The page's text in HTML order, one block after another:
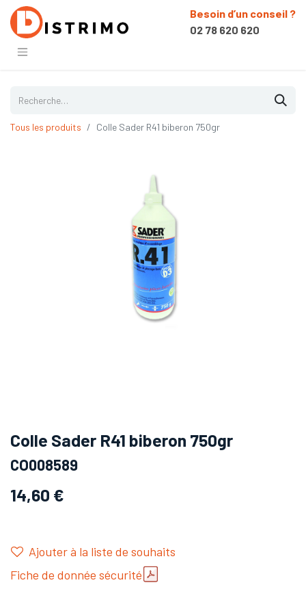
Besoin d’un conseil ?
02 78 620 620
Tous les produits Colle Sader R41 biberon 750gr
Colle Sader R41 biberon 750gr
CO008589
14,60 €
Ajouter à la liste de souhaits
Fiche de donnée sécurité